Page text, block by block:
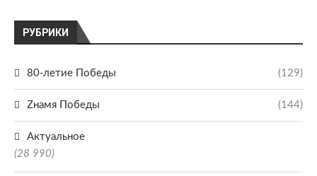
РУБРИКИ
80-летие Победы (129)
Zнамя Победы (144)
Актуальное
(28 990)